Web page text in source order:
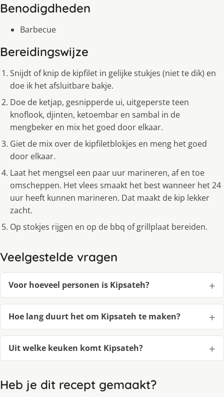
Benodigdheden
Barbecue
Bereidingswijze
Snijdt of knip de kipfilet in gelijke stukjes (niet te dik) en
doe ik het afsluitbare bakje.
Doe de ketjap, gesnipperde ui, uitgeperste teen
knoflook, djinten, ketoembar en sambal in de
mengbeker en mix het goed door elkaar.
Giet de mix over de kipfiletblokjes en meng het goed
door elkaar.
Laat het mengsel een paar uur marineren, af en toe
omscheppen. Het vlees smaakt het best wanneer het 24
uur heeft kunnen marineren. Dat maakt de kip lekker
zacht.
Op stokjes rijgen en op de bbq of grillplaat bereiden.
Veelgestelde vragen
Voor hoeveel personen is Kipsateh?
Hoe lang duurt het om Kipsateh te maken?
Uit welke keuken komt Kipsateh?
Heb je dit recept gemaakt?